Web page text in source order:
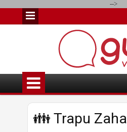
-->
👪 Trapu